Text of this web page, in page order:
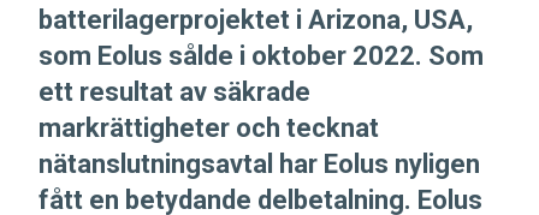
batterilagerprojektet i Arizona, USA,
som Eolus sålde i oktober 2022. Som
ett resultat av säkrade
markrättigheter och tecknat
nätanslutningsavtal har Eolus nyligen
fått en betydande delbetalning. Eolus